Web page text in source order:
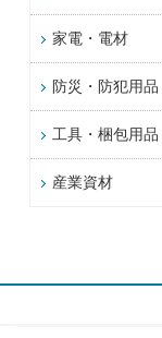
家電・電材
防災・防犯用品
工具・梱包用品
産業資材